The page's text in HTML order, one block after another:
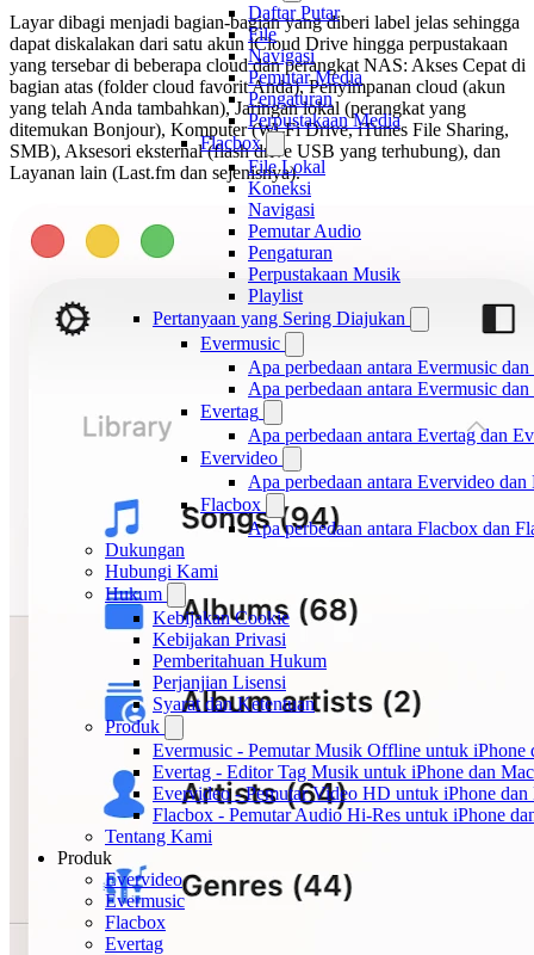
Daftar Putar
File
Navigasi
Pemutar Media
Pengaturan
Perpustakaan Media
Flacbox
File Lokal
Koneksi
Navigasi
Pemutar Audio
Pengaturan
Perpustakaan Musik
Playlist
Pertanyaan yang Sering Diajukan
Evermusic
Apa perbedaan antara Evermusic
Apa perbedaan antara Evermusic
Evertag
Apa perbedaan antara Evertag dan
Evervideo
Apa perbedaan antara Evervideo
Flacbox
Apa perbedaan antara Flacbox dan
Dukungan
Hubungi Kami
Hukum
Kebijakan Cookie
Kebijakan Privasi
Pemberitahuan Hukum
Perjanjian Lisensi
Syarat dan Ketentuan
Produk
Evermusic - Pemutar Musik Offline untuk iPhone
Evertag - Editor Tag Musik untuk iPhone dan Mac
Evervideo - Pemutar Video HD untuk iPhone dan
Flacbox - Pemutar Audio Hi-Res untuk iPhone
Tentang Kami
Produk
Evervideo
Evermusic
Flacbox
Evertag
Layar dibagi menjadi bagian-bagian yang diberi label jelas sehingga
dapat diskalakan dari satu akun iCloud Drive hingga perpustakaan
yang tersebar di beberapa cloud dan perangkat NAS: Akses Cepat di
bagian atas (folder cloud favorit Anda), Penyimpanan cloud (akun
yang telah Anda tambahkan), Jaringan lokal (perangkat yang
ditemukan Bonjour), Komputer (Wi-Fi Drive, iTunes File Sharing,
SMB), Aksesori eksternal (flash drive USB yang terhubung), dan
Layanan lain (Last.fm dan sejenisnya).